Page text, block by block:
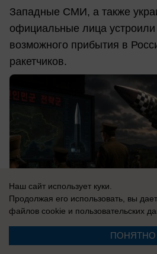
Западные СМИ, а также
официальные лица устроили
возможного прибытия в
ракетчиков.
Наш сайт использует куки.
Продолжая его использовать, вы
файлов cookie и пользовательских
ПОНЯТНО